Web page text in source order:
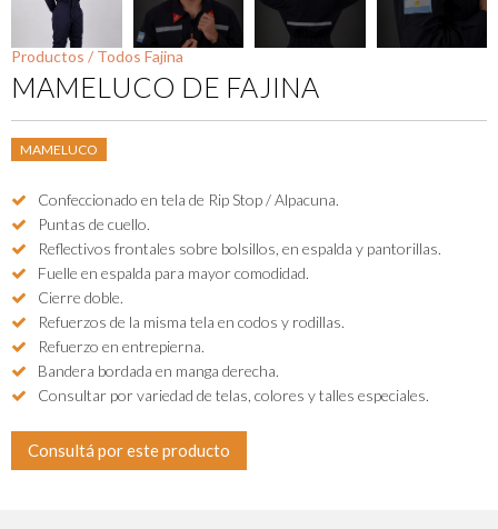
Productos / Todos Fajina
MAMELUCO DE FAJINA
MAMELUCO
Confeccionado en tela de Rip Stop / Alpacuna.
Puntas de cuello.
Reflectivos frontales sobre bolsillos, en espalda y pantorillas.
Fuelle en espalda para mayor comodidad.
Cierre doble.
Refuerzos de la misma tela en codos y rodillas.
Refuerzo en entrepierna.
Bandera bordada en manga derecha.
Consultar por variedad de telas, colores y talles especiales.
Consultá por este producto